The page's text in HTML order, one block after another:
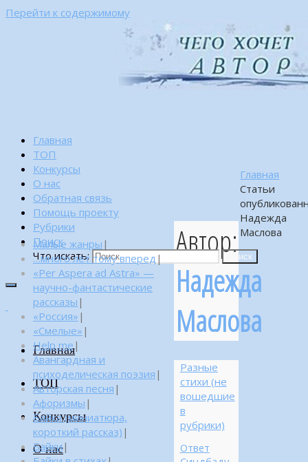
Перейти к содержимому
Главная
ТОП
Конкурсы
О нас
Обратная связь
Помощь проекту
Рубрики
Поиск
Что искать:
Поиск
Главная
ТОП
Конкурсы
О нас
Главная
Статьи
Надежда
Маслова
Автор:
Надежда
Маслова
Разные
стихи (не
вошедшие
в
рубрики)
Ответ
Малые жанры |
…много лет тому вперед |
«Per Aspera ad Astra» —
научно-фантастические
рассказы |
«Россия» |
«Смелые» |
Help me|
Авангардная и
психоделическая поэзия |
Авторская песня |
Афоризмы |
Байка (миниатюра,
короткий рассказ) |
Байки|